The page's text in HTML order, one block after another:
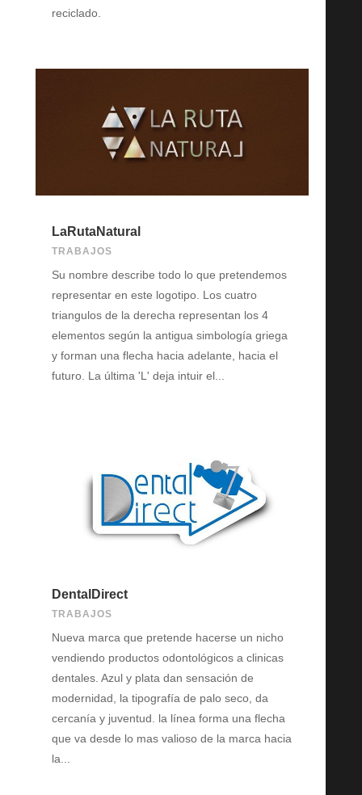
reciclado.
LaRutaNatural
TRABAJOS
Su nombre describe todo lo que pretendemos
representar en este logotipo. Los cuatro
triangulos de la derecha representan los 4
elementos según la antigua simbología griega
y forman una flecha hacia adelante, hacia el
futuro. La última 'L' deja intuir el...
DentalDirect
TRABAJOS
Nueva marca que pretende hacerse un nicho
vendiendo productos odontológicos a clinicas
dentales. Azul y plata dan sensación de
modernidad, la tipografía de palo seco, da
cercanía y juventud. la línea forma una flecha
que va desde lo mas valioso de la marca hacia
la...